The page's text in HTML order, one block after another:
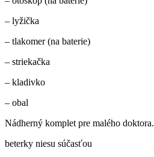
– lyžička
– tlakomer (na baterie)
– striekačka
– kladivko
– obal
Nádherný komplet pre malého doktora.
beterky niesu súčasťou